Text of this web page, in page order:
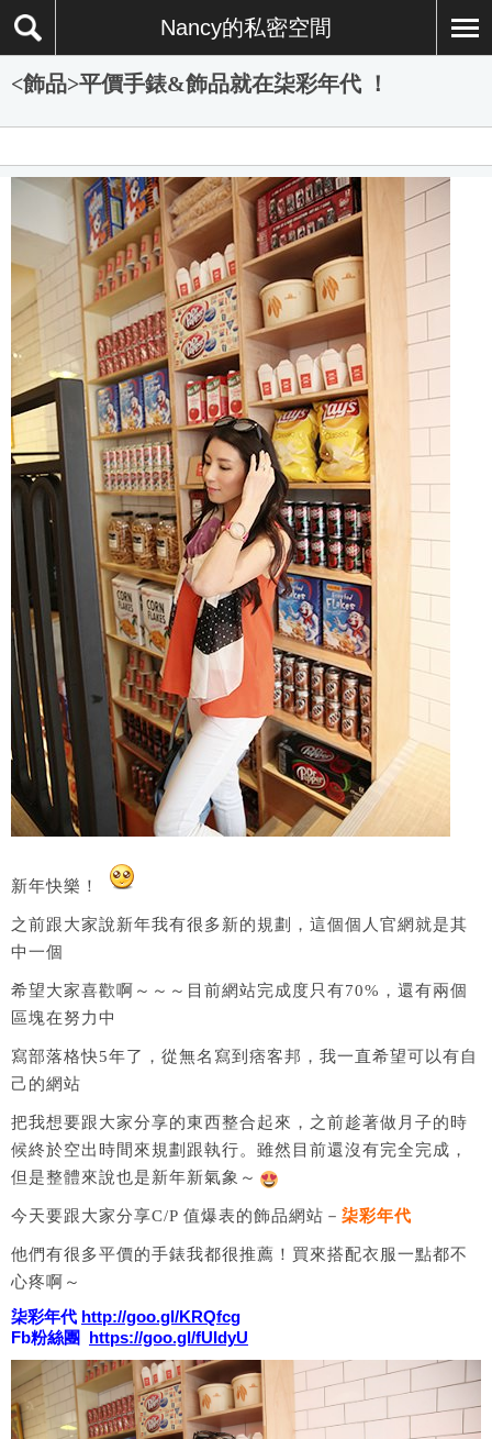
Nancy的私密空間
<飾品>平價手錶&飾品就在柒彩年代 ！
新年快樂！
之前跟大家說新年我有很多新的規劃，這個個人官網就是其
中一個
希望大家喜歡啊～～～目前網站完成度只有70%，還有兩個
區塊在努力中
寫部落格快5年了，從無名寫到痞客邦，我一直希望可以有自
己的網站
把我想要跟大家分享的東西整合起來，之前趁著做月子的時
候終於空出時間來規劃跟執行。雖然目前還沒有完全完成，
但是整體來說也是新年新氣象～
今天要跟大家分享C/P 值爆表的飾品網站－ 柒彩年代
他們有很多平價的手錶我都很推薦！買來搭配衣服一點都不
心疼啊～
柒彩年代 http://goo.gl/KRQfcg
Fb粉絲團 https://goo.gl/fUIdyU